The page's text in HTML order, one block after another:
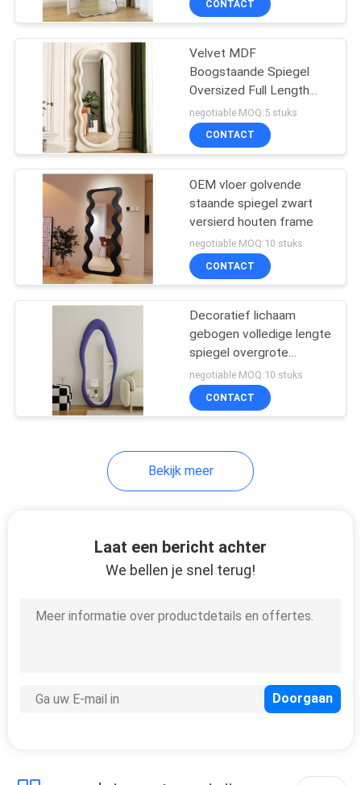
De reeksen van het
slaapkamermeubilair
Keukenkast
garderobekast
CONTACT
Velvet MDF
Boogstaande Spiegel
Oversized Full Length
Oem
negotiable MOQ:5 stuks
CONTACT
OEM vloer golvende
staande spiegel zwart
versierd houten frame
negotiable MOQ:10 stuks
CONTACT
Decoratief lichaam
gebogen volledige lengte
spiegel overgrote
boogvloerspiegel
negotiable MOQ:10 stuks
CONTACT
Bekijk meer
Laat een bericht achter
We bellen je snel terug!